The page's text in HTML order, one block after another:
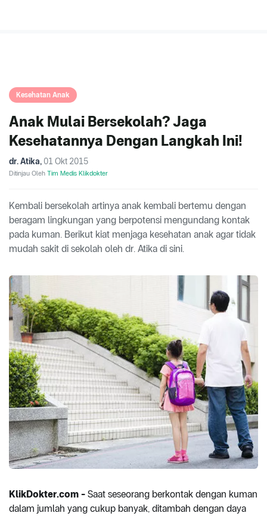
Kesehatan Anak
Anak Mulai Bersekolah? Jaga
Kesehatannya Dengan Langkah Ini!
dr. Atika, 01 Okt 2015
Ditinjau Oleh Tim Medis Klikdokter
Kembali bersekolah artinya anak kembali bertemu dengan
beragam lingkungan yang berpotensi mengundang kontak
pada kuman. Berikut kiat menjaga kesehatan anak agar tidak
mudah sakit di sekolah oleh dr. Atika di sini.
KlikDokter.com - Saat seseorang berkontak dengan kuman
dalam jumlah yang cukup banyak, ditambah dengan daya